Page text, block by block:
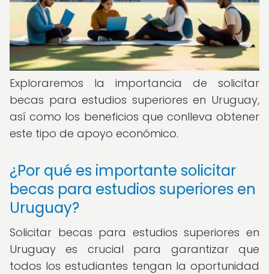
Exploraremos la importancia de solicitar
becas para estudios superiores en Uruguay,
así como los beneficios que conlleva obtener
este tipo de apoyo económico.
¿Por qué es importante solicitar
becas para estudios superiores en
Uruguay?
Solicitar becas para estudios superiores en
Uruguay es crucial para garantizar que
todos los estudiantes tengan la oportunidad